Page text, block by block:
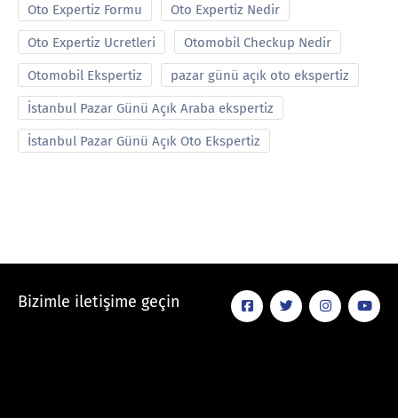
Oto Expertiz Formu Oto Expertiz Nedir
Oto Expertiz Ucretleri Otomobil Checkup Nedir
Otomobil Ekspertiz pazar günü açık oto ekspertiz
İstanbul Pazar Günü Açık Araba ekspertiz
İstanbul Pazar Günü Açık Oto Ekspertiz
Bizimle iletişime geçin